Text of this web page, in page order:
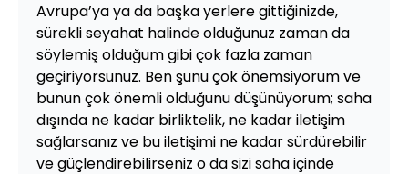
Avrupa’ya ya da başka yerlere gittiğinizde,
sürekli seyahat halinde olduğunuz zaman da
söylemiş olduğum gibi çok fazla zaman
geçiriyorsunuz. Ben şunu çok önemsiyorum ve
bunun çok önemli olduğunu düşünüyorum; saha
dışında ne kadar birliktelik, ne kadar iletişim
sağlarsanız ve bu iletişimi ne kadar sürdürebilir
ve güçlendirebilirseniz o da sizi saha içinde